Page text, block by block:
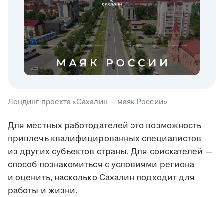
Лендинг проекта «Сахалин — маяк России»
Для местных работодателей это возможность
привлечь квалифицированных специалистов
из других субъектов страны. Для соискателей —
способ познакомиться с условиями региона
и оценить, насколько Сахалин подходит для
работы и жизни.